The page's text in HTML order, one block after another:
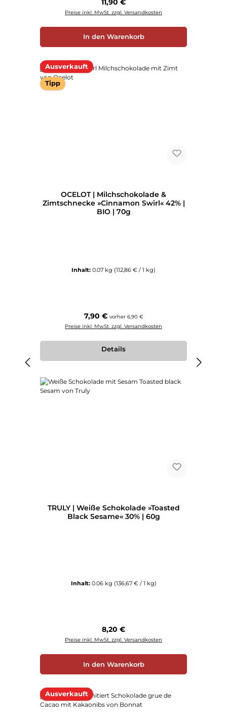
11,90 €
Preise inkl. MwSt. zzgl. Versandkosten
In den Warenkorb
Ausverkauft
Tipp
OCELOT | Milchschokolade &
Zimtschnecke »Cinnamon Swirl« 42% |
BIO | 70g
Inhalt: 0.07 kg (112,86 € / 1 kg)
Regulärer Preis:
7,90 € vorher 6,90 €
Preise inkl. MwSt. zzgl. Versandkosten
Details
TRULY | Weiße Schokolade »Toasted
Black Sesame« 30% | 60g
Inhalt: 0.06 kg (136,67 € / 1 kg)
Regulärer Preis:
8,20 €
Preise inkl. MwSt. zzgl. Versandkosten
In den Warenkorb
Ausverkauft